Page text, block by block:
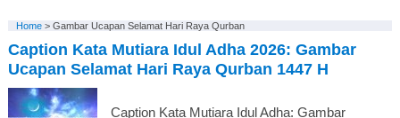
Home> Gambar Ucapan Selamat Hari Raya Qurban
Caption Kata Mutiara Idul Adha 2026: Gambar
Ucapan Selamat Hari Raya Qurban 1447 H
Caption Kata Mutiara Idul Adha: Gambar